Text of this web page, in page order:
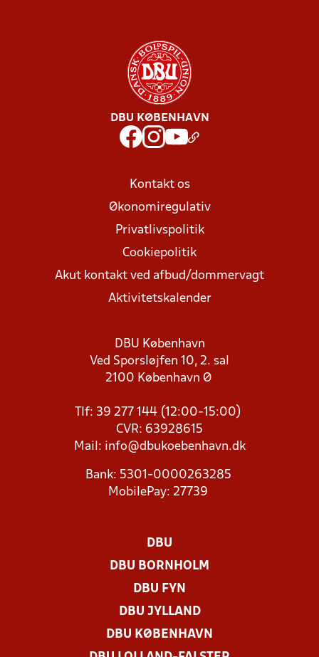
DBU KØBENHAVN
Kontakt os
Økonomiregulativ
Privatlivspolitik
Cookiepolitik
Akut kontakt ved afbud/dommervagt
Aktivitetskalender
DBU København
Ved Sporsløjfen 10, 2. sal
2100 København Ø
Tlf: 39 277 144 (12:00-15:00)
CVR: 63928615
Mail: info@dbukoebenhavn.dk
Bank: 5301-0000263285
MobilePay: 27739
DBU
DBU BORNHOLM
DBU FYN
DBU JYLLAND
DBU KØBENHAVN